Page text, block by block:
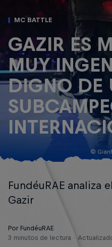
©
MC BATTLE
GAZIR ES
MUY
DIGNO DE
FundéuRAE analiza
Gazir
Por FundéuRAE
3 minutos de lectura